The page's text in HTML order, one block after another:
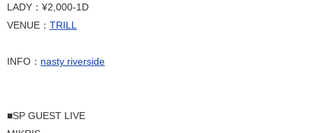
LADY：¥2,000-1D
VENUE： TRILL
INFO： nasty riverside
■SP GUEST LIVE